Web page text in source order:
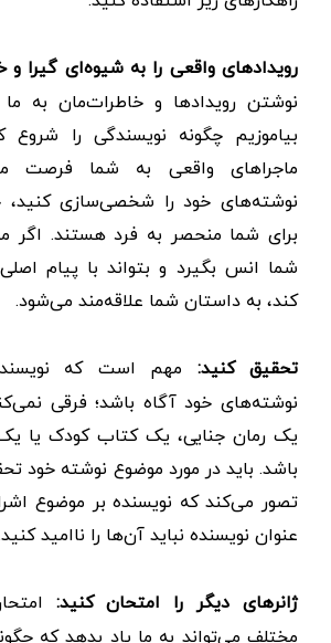
رویدادهای واقعی را به شیوه‌ای گیرا و
نوشتن رویداد‌ها‌ و خاطرات‌مان به
بیاموزیم چگونه نویسندگی را شروع
ماجراهای واقعی به شما
نوشته‌های خود را شخصی‌سازی کنید،
برای شما منحصر به فرد هستند. اگر
شما انس بگیرد و بتواند با پیام اصلی
کند، به داستان شما علاقه‌مند می‌شود.
تحقیق کنید: مهم است که
نوشته‌های خود آگاه باشد؛ فرقی
یک رمان جنایی، یک کتاب کودک یا
باشد. باید در مورد موضوع نوشته خود
تصور می‌کند که نویسنده بر موضوع
عنوان نویسنده نباید آن‌ها را ناامید
ژانرهای دیگر را امتحان کنید:
مختلف می‌تواند به ما یاد بدهد که